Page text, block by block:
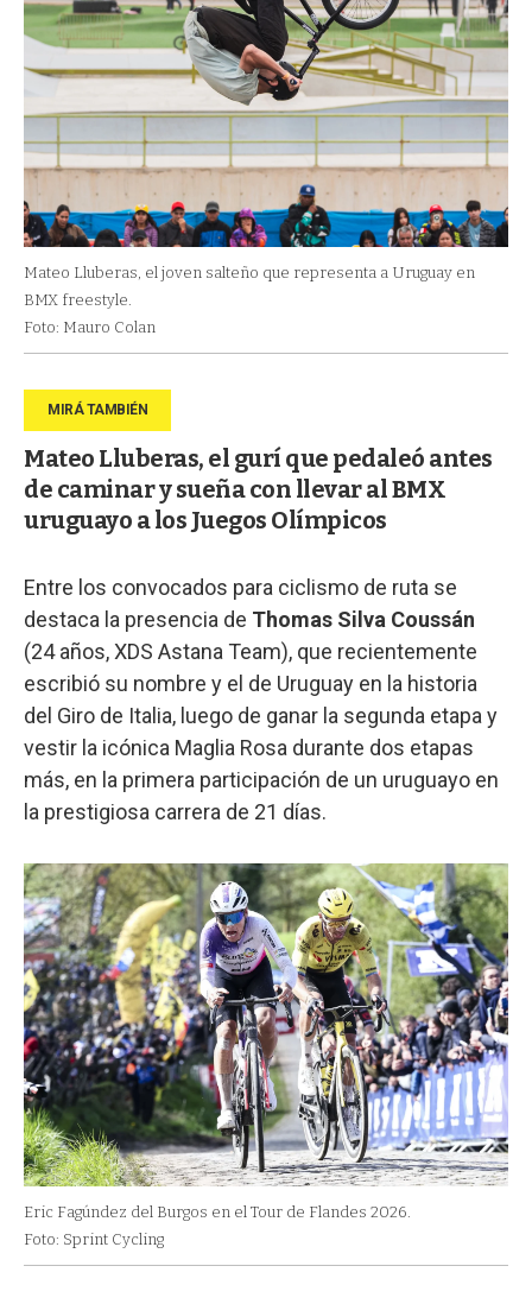
Mateo Lluberas, el joven salteño que representa a Uruguay en
BMX freestyle.
Foto: Mauro Colan
Mateo Lluberas, el gurí que pedaleó antes
de caminar y sueña con llevar al BMX
uruguayo a los Juegos Olímpicos
Entre los convocados para ciclismo de ruta se
destaca la presencia de Thomas Silva Coussán
(24 años, XDS Astana Team), que recientemente
escribió su nombre y el de Uruguay en la historia
del Giro de Italia, luego de ganar la segunda etapa y
vestir la icónica Maglia Rosa durante dos etapas
más, en la primera participación de un uruguayo en
la prestigiosa carrera de 21 días.
Eric Fagúndez del Burgos en el Tour de Flandes 2026.
Foto: Sprint Cycling